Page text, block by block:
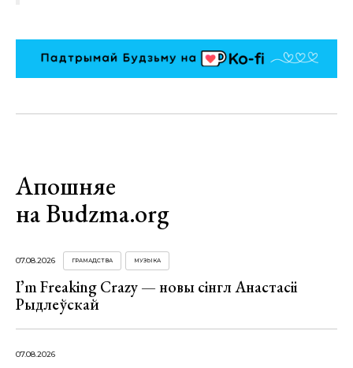
Апошняе
на Budzma.org
07.08.2026 ГРАМАДСТВА МУЗЫКА
I’m Freaking Crazy — новы сінгл Анастасіі
Рыдлеўскай
07.08.2026